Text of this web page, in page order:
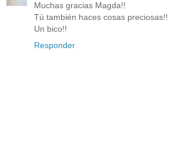
Muchas gracias Magda!!
Tú también haces cosas preciosas!!
Un bico!!
Responder